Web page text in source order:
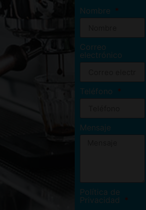
Nombre
Correo
electrónico
Teléfono
Mensaje
Política de
Privacidad